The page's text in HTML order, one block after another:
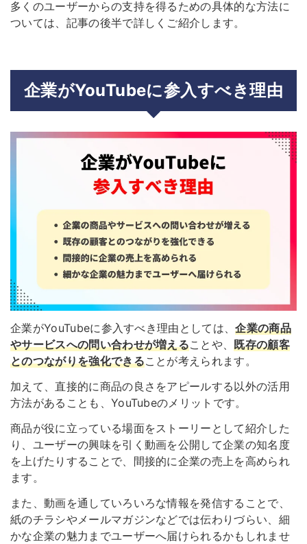
多くのユーザーからの支持を得るための具体的な方法に
ついては、記事の後半で詳しくご紹介します。
企業がYouTubeに参入すべき理由
企業がYouTubeに参入すべき理由としては、企業の商品
やサービスへの問い合わせが増えることや、既存の顧客
とのつながりを強化できることが考えられます。
加えて、直接的に商品の良さをアピールする以外の活用
方法があることも、YouTubeのメリットです。
商品が役に立っている場面をストーリーとして紹介した
り、ユーザーの興味を引く動画を公開して企業の知名度
を上げたりすることで、間接的に企業の売上を高められ
ます。
また、動画を通していろいろな情報を発信することで、
紙のチラシやメールマガジンなどでは伝わりづらい、細
かな企業の魅力までユーザーへ届けられるかもしれませ